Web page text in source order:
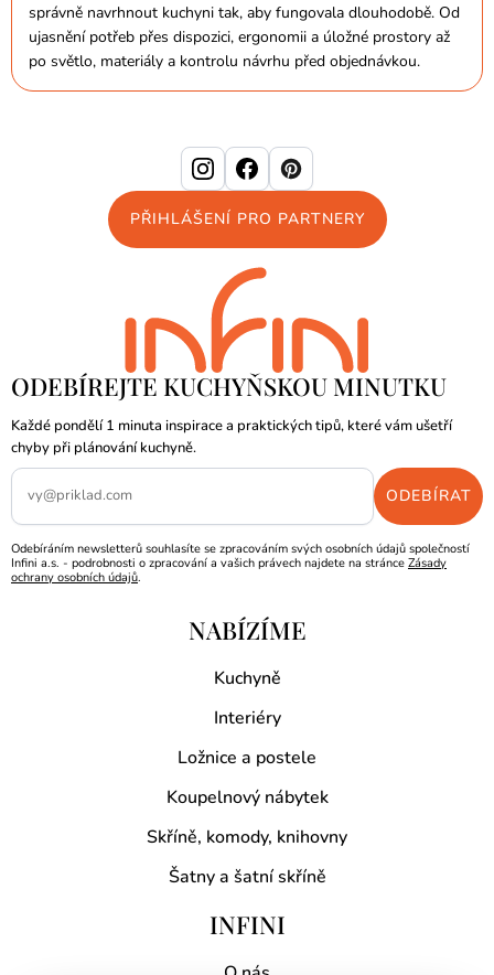
správně navrhnout kuchyni tak, aby fungovala dlouhodobě. Od
ujasnění potřeb přes dispozici, ergonomii a úložné prostory až
po světlo, materiály a kontrolu návrhu před objednávkou.
PŘIHLÁŠENÍ PRO PARTNERY
ODEBÍREJTE KUCHYŇSKOU MINUTKU
Každé pondělí 1 minuta inspirace a praktických tipů, které vám ušetří
chyby při plánování kuchyně.
Odebíráním newsletterů souhlasíte se zpracováním svých osobních údajů společností
Infini a.s. - podrobnosti o zpracování a vašich právech najdete na stránce Zásady
ochrany osobních údajů.
NABÍZÍME
Kuchyně
Interiéry
Ložnice a postele
Koupelnový nábytek
Skříně, komody, knihovny
Šatny a šatní skříně
INFINI